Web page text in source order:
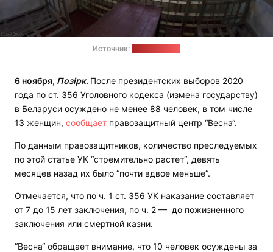
Источник:
6 ноября, Позірк. После президентских выборов 2020
года по ст. 356 Уголовного кодекса (измена государству)
в Беларуси осуждено не менее 88 человек, в том числе
13 женщин, сообщает правозащитный центр “Весна“.
По данным правозащитников, количество преследуемых
по этой статье УК “стремительно растет“, девять
месяцев назад их было “почти вдвое меньше“.
Отмечается, что по ч. 1 ст. 356 УК наказание составляет
от 7 до 15 лет заключения, по ч. 2 — до пожизненного
заключения или смертной казни.
“Весна“ обращает внимание, что 10 человек осуждены за